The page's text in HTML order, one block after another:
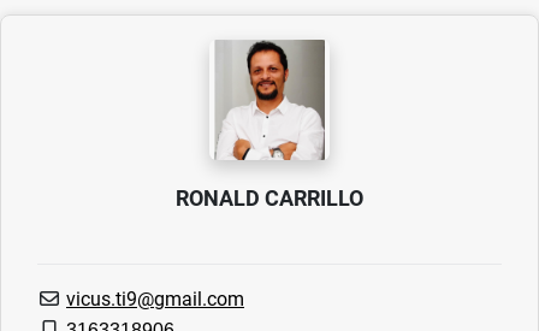
RONALD CARRILLO
vicus.ti9@gmail.com